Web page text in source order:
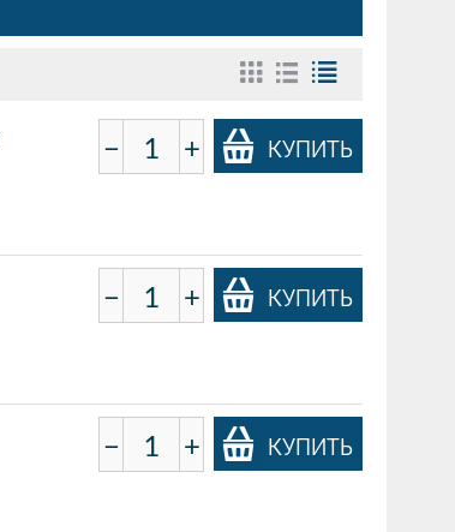
− + КУПИТЬ
− + КУПИТЬ
− + КУПИТЬ